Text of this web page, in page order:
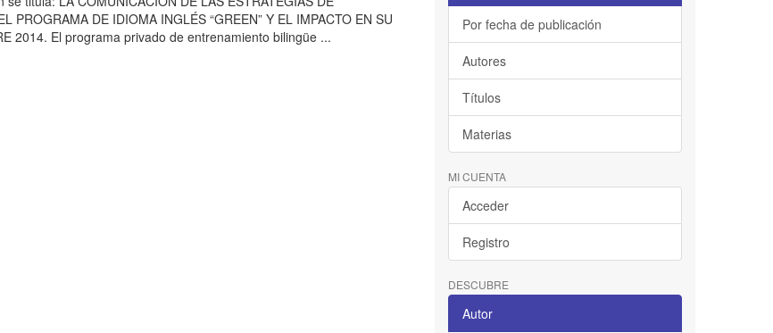
PROGRAMA DE IDIOMA INGLÉS “GREEN” Y EL IMPACTO EN SU
2014. El programa privado de entrenamiento bilingüe ...
Por fecha de publicación
Autores
Títulos
Materias
MI CUENTA
Acceder
Registro
DESCUBRE
Autor